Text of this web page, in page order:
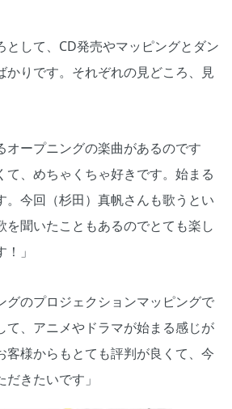
して、CD発売やマッピングとダン
かりです。それぞれの見どころ、見
オープニングの楽曲があるのです
て、めちゃくちゃ好きです。始まる
。今回（杉田）真帆さんも歌うとい
を聞いたこともあるのでとても楽し
」
グのプロジェクションマッピングで
て、アニメやドラマが始まる感じが
客様からもとても評判が良くて、今
きたいです」